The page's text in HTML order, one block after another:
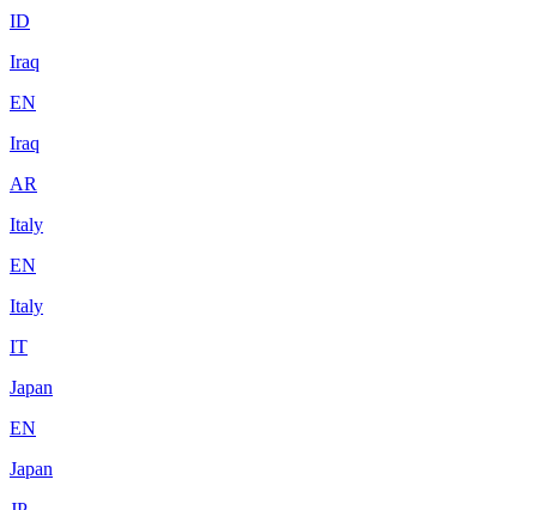
ID
Iraq
EN
Iraq
AR
Italy
EN
Italy
IT
Japan
EN
Japan